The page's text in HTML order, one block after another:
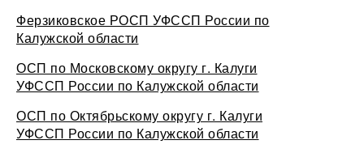
Ферзиковское РОСП УФССП России по
Калужской области
ОСП по Московскому округу г. Калуги
УФССП России по Калужской области
ОСП по Октябрьскому округу г. Калуги
УФССП России по Калужской области